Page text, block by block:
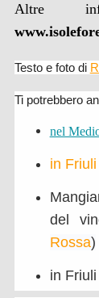
Altre
Testo e foto di
Ti potrebbero
nel
in
del
Rossa)
in